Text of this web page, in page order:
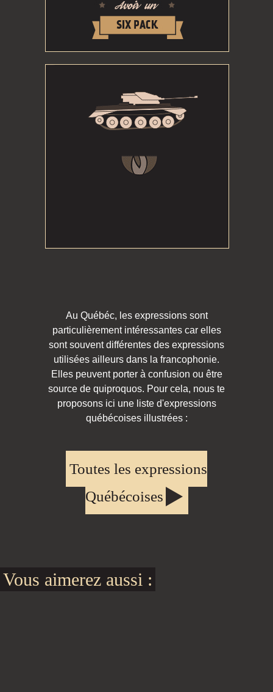
Au Québéc, les expressions sont
particulièrement intéressantes car elles
sont souvent différentes des expressions
utilisées ailleurs dans la francophonie.
Elles peuvent porter à confusion ou être
source de quiproquos. Pour cela, nous te
proposons ici une liste d'expressions
québécoises illustrées :
Toutes les expressions
Québécoises
Vous aimerez aussi :